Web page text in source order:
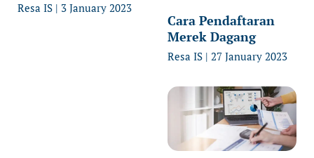
Resa IS 3 January 2023
Cara Pendaftaran
Merek Dagang
Resa IS 27 January 2023